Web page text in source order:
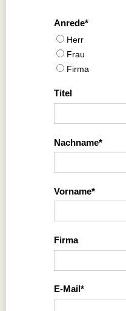
Anrede
Herr
Frau
Firma
Titel
Nachname
Vorname
Firma
E-Mail